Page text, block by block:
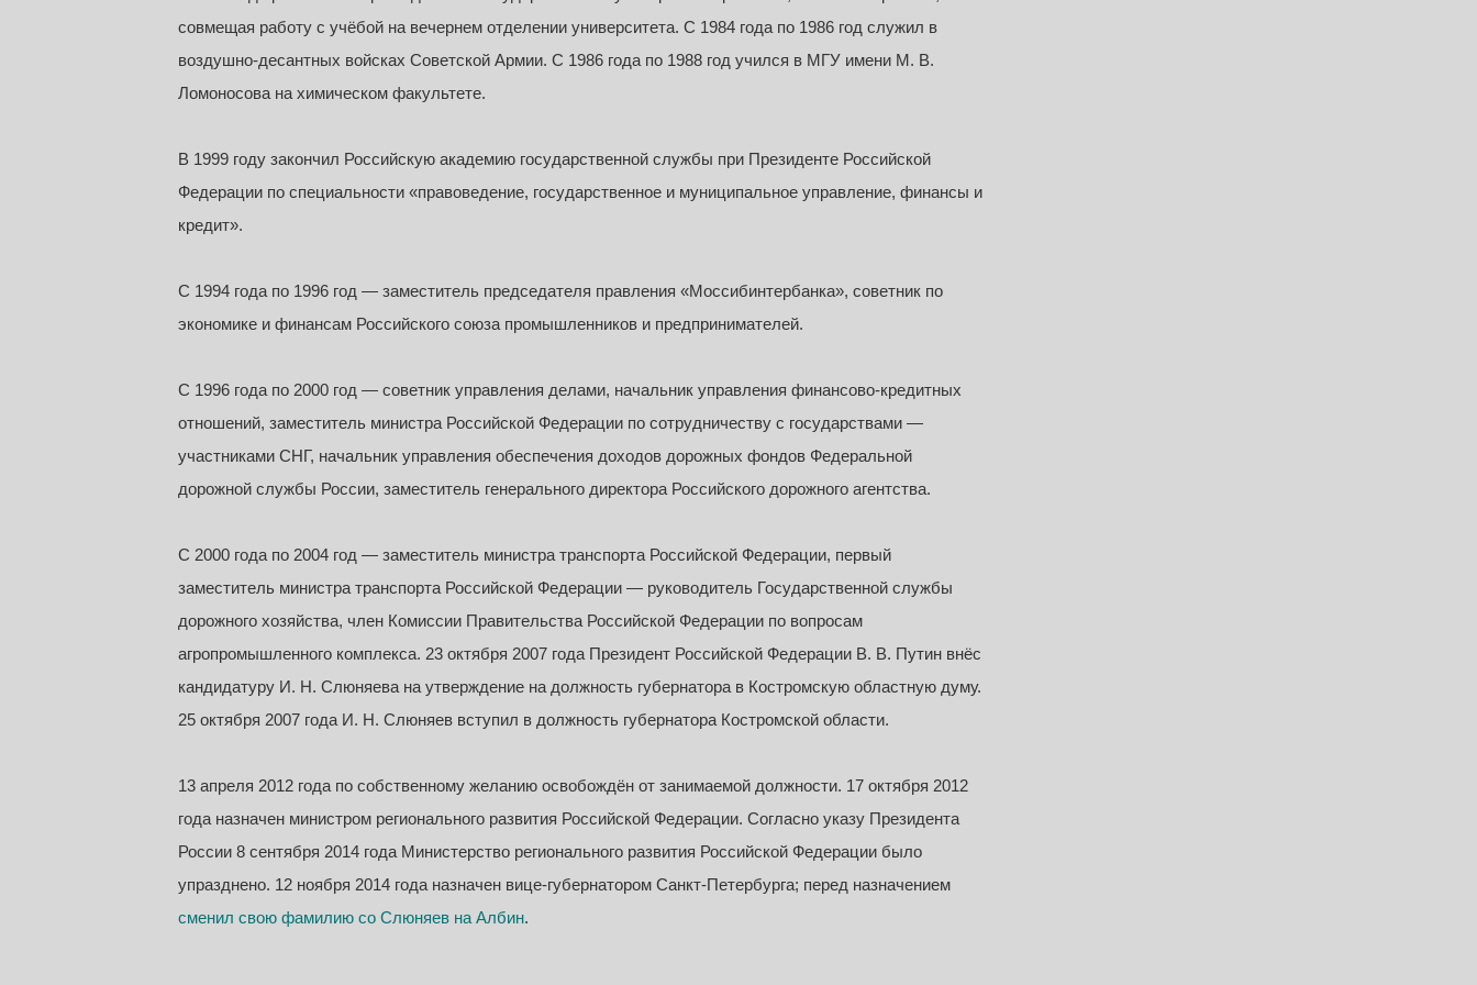
совмещая работу с учёбой на вечернем отделении университета. С 1984 года по 1986 год служил в
воздушно-десантных войсках Советской Армии. С 1986 года по 1988 год учился в МГУ имени М. В.
Ломоносова на химическом факультете.
В 1999 году закончил Российскую академию государственной службы при Президенте Российской
Федерации по специальности «правоведение, государственное и муниципальное управление, финансы и
кредит».
С 1994 года по 1996 год — заместитель председателя правления «Моссибинтербанка», советник по
экономике и финансам Российского союза промышленников и предпринимателей.
С 1996 года по 2000 год — советник управления делами, начальник управления финансово-кредитных
отношений, заместитель министра Российской Федерации по сотрудничеству с государствами —
участниками СНГ, начальник управления обеспечения доходов дорожных фондов Федеральной
дорожной службы России, заместитель генерального директора Российского дорожного агентства.
С 2000 года по 2004 год — заместитель министра транспорта Российской Федерации, первый
заместитель министра транспорта Российской Федерации — руководитель Государственной службы
дорожного хозяйства, член Комиссии Правительства Российской Федерации по вопросам
агропромышленного комплекса. 23 октября 2007 года Президент Российской Федерации В. В. Путин внёс
кандидатуру И. Н. Слюняева на утверждение на должность губернатора в Костромскую областную думу.
25 октября 2007 года И. Н. Слюняев вступил в должность губернатора Костромской области.
13 апреля 2012 года по собственному желанию освобождён от занимаемой должности. 17 октября 2012
года назначен министром регионального развития Российской Федерации. Согласно указу Президента
России 8 сентября 2014 года Министерство регионального развития Российской Федерации было
упразднено. 12 ноября 2014 года назначен вице-губернатором Санкт-Петербурга; перед назначением
сменил свою фамилию со Слюняев на Албин.